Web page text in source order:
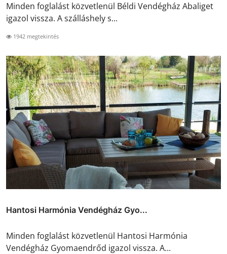
Minden foglalást közvetlenül Béldi Vendégház Abaliget
igazol vissza. A szálláshely s...
1942 megtekintés
Hantosi Harmónia Vendégház Gyo...
Minden foglalást közvetlenül Hantosi Harmónia
Vendégház Gyomaendrőd igazol vissza. A...